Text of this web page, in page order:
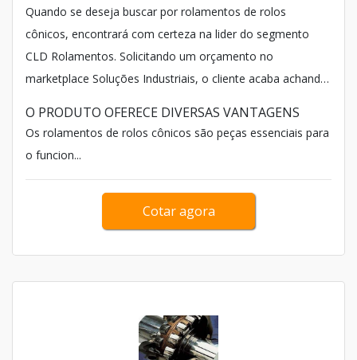
Quando se deseja buscar por rolamentos de rolos
cônicos, encontrará com certeza na lider do segmento
CLD Rolamentos. Solicitando um orçamento no
marketplace Soluções Industriais, o cliente acaba achando
O PRODUTO OFERECE DIVERSAS VANTAGENS
Os rolamentos de rolos cônicos são peças essenciais para
o funcion...
Cotar agora